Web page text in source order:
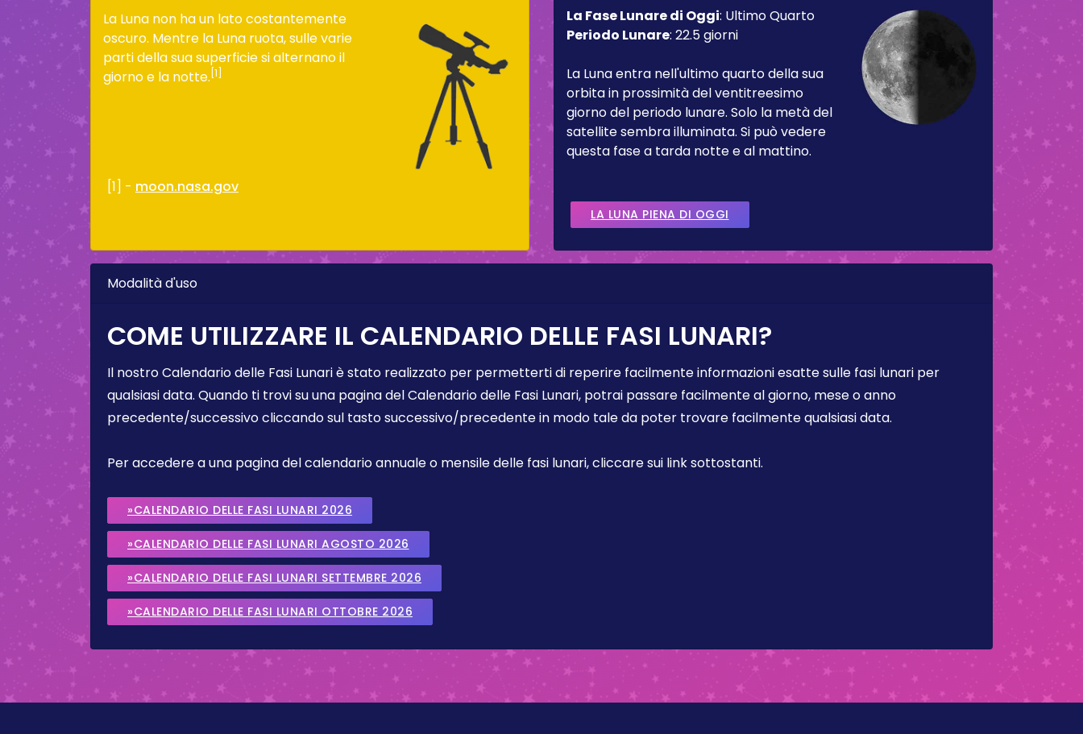
La Luna non ha un lato costantemente
oscuro. Mentre la Luna ruota, sulle varie
parti della sua superficie si alternano il
giorno e la notte. [1]
[1] - moon.nasa.gov
La Fase Lunare di Oggi: Ultimo Quarto
Periodo Lunare: 22.5 giorni
La Luna entra nell'ultimo quarto della sua
orbita in prossimità del ventitreesimo
giorno del periodo lunare. Solo la metà del
satellite sembra illuminata. Si può vedere
questa fase a tarda notte e al mattino.
LA LUNA PIENA DI OGGI
Modalità d'uso
COME UTILIZZARE IL CALENDARIO DELLE FASI LUNARI?
Il nostro Calendario delle Fasi Lunari è stato realizzato per permetterti di reperire facilmente informazioni esatte sulle fasi lunari per
qualsiasi data. Quando ti trovi su una pagina del Calendario delle Fasi Lunari, potrai passare facilmente al giorno, mese o anno
precedente/successivo cliccando sul tasto successivo/precedente in modo tale da poter trovare facilmente qualsiasi data.
Per accedere a una pagina del calendario annuale o mensile delle fasi lunari, cliccare sui link sottostanti.
»CALENDARIO DELLE FASI LUNARI 2026
»CALENDARIO DELLE FASI LUNARI AGOSTO 2026
»CALENDARIO DELLE FASI LUNARI SETTEMBRE 2026
»CALENDARIO DELLE FASI LUNARI OTTOBRE 2026